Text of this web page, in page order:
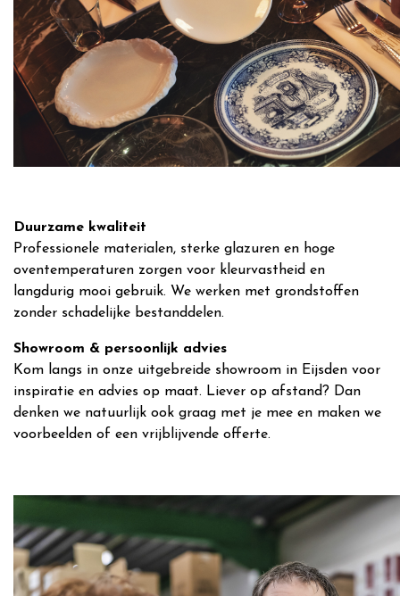
Duurzame kwaliteit
Professionele materialen, sterke glazuren en hoge
oventemperaturen zorgen voor kleurvastheid en
langdurig mooi gebruik. We werken met grondstoffen
zonder schadelijke bestanddelen.
Showroom & persoonlijk advies
Kom langs in onze uitgebreide showroom in Eijsden voor
inspiratie en advies op maat. Liever op afstand? Dan
denken we natuurlijk ook graag met je mee en maken we
voorbeelden of een vrijblijvende offerte.